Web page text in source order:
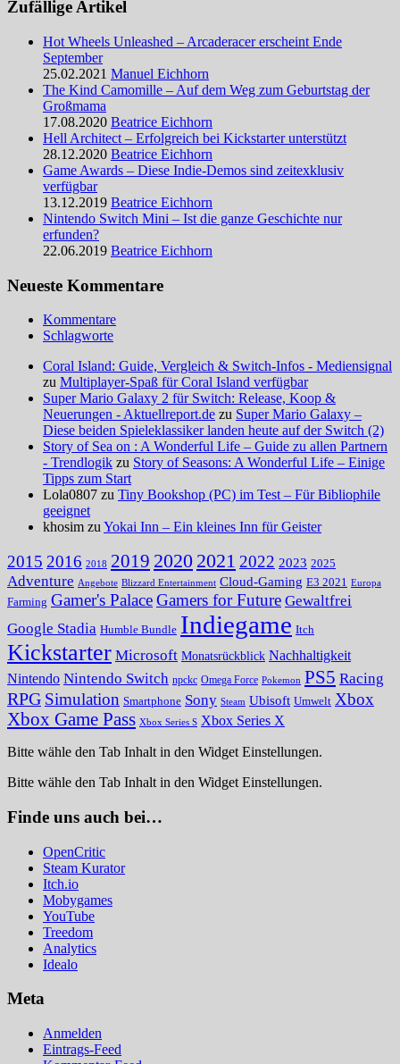
Zufällige Artikel
Hot Wheels Unleashed – Arcaderacer erscheint Ende
September
25.02.2021 Manuel Eichhorn
The Kind Camomille – Auf dem Weg zum Geburtstag der
Großmama
17.08.2020 Beatrice Eichhorn
Hell Architect – Erfolgreich bei Kickstarter unterstützt
28.12.2020 Beatrice Eichhorn
Game Awards – Diese Indie-Demos sind zeitexklusiv
verfügbar
13.12.2019 Beatrice Eichhorn
Nintendo Switch Mini – Ist die ganze Geschichte nur
erfunden?
22.06.2019 Beatrice Eichhorn
Neueste Kommentare
Kommentare
Schlagworte
Coral Island: Guide, Vergleich & Switch-Infos - Mediensignal
zu Multiplayer-Spaß für Coral Island verfügbar
Super Mario Galaxy 2 für Switch: Release, Koop &
Neuerungen - Aktuellreport.de zu Super Mario Galaxy –
Diese beiden Spieleklassiker landen heute auf der Switch (2)
Story of Sea on : A Wonderful Life – Guide zu allen Partnern
- Trendlogik zu Story of Seasons: A Wonderful Life – Einige
Tipps zum Start
Lola0807 zu Tiny Bookshop (PC) im Test – Für Bibliophile
geeignet
khosim zu Yokai Inn – Ein kleines Inn für Geister
2015 2016 2018 2019 2020 2021 2022 2023 2025
Adventure Angebote Blizzard Entertainment Cloud-Gaming E3 2021 Europa
Farming Gamer's PalaceGamers for Future Gewaltfrei
Google Stadia Humble Bundle Indiegame Itch
Kickstarter Microsoft Monatsrückblick Nachhaltigkeit
Nintendo Nintendo Switch npckc Omega Force Pokemon PS5 Racing
RPG Simulation Smartphone Sony Steam Ubisoft Umwelt Xbox
Xbox Game Pass Xbox Series S Xbox Series X
Bitte wähle den Tab Inhalt in den Widget Einstellungen.
Bitte wähle den Tab Inhalt in den Widget Einstellungen.
Finde uns auch bei…
OpenCritic
Steam Kurator
Itch.io
Mobygames
YouTube
Treedom
Analytics
Idealo
Meta
Anmelden
Eintrags-Feed